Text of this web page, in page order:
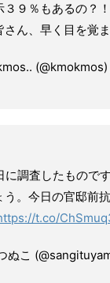
３９％もあるの？
さん、早く目を覚
(@kmokmos)
に調査したもので
う。今日の官邸前
t.co/
ぬこ